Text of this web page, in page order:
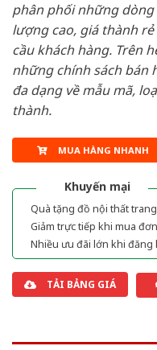
phân phối những
lượng cao, giá thành
cầu khách hàng. Trên
những chính sách bán
đa dạng về mẫu mã,
thành.
MUA HÀNG NHANH
Khuyến mại
Quà tặng đồ nội thất
Giảm trực tiếp khi mua
Nhiều ưu đãi lớn khi
TẢI BẢNG GIÁ